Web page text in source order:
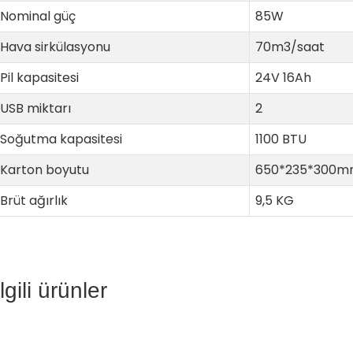
Nominal güç
85W
Hava sirkülasyonu
70m3/saat
Pil kapasitesi
24V 16Ah
USB miktarı
2
Soğutma kapasitesi
1100 BTU
Karton boyutu
Brüt ağırlık
9,5 KG
ürünler